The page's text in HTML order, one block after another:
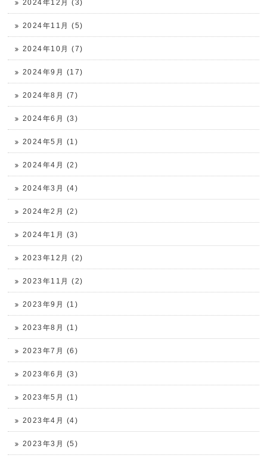
2024年12月 (3)
2024年11月 (5)
2024年10月 (7)
2024年9月 (17)
2024年8月 (7)
2024年6月 (3)
2024年5月 (1)
2024年4月 (2)
2024年3月 (4)
2024年2月 (2)
2024年1月 (3)
2023年12月 (2)
2023年11月 (2)
2023年9月 (1)
2023年8月 (1)
2023年7月 (6)
2023年6月 (3)
2023年5月 (1)
2023年4月 (4)
2023年3月 (5)